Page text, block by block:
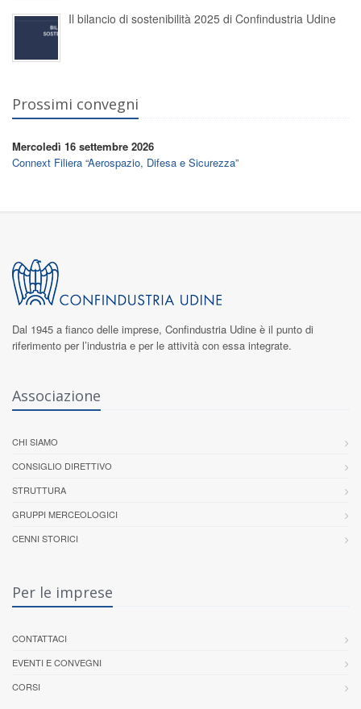
Il bilancio di sostenibilità 2025 di Confindustria Udine
Prossimi convegni
Mercoledì 16 settembre 2026
Connext Filiera “Aerospazio, Difesa e Sicurezza”
Dal 1945 a fianco delle imprese, Confindustria Udine è il punto di
riferimento per l’industria e per le attività con essa integrate.
Associazione
CHI SIAMO
CONSIGLIO DIRETTIVO
STRUTTURA
GRUPPI MERCEOLOGICI
CENNI STORICI
Per le imprese
CONTATTACI
EVENTI E CONVEGNI
CORSI